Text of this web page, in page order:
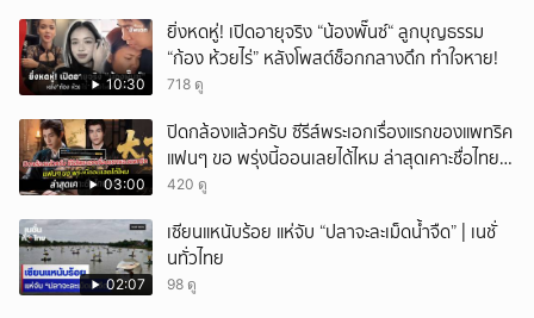
10:30
ยิ่งหดหู่! เปิดอายุจริง “น้องพั๊นซ์“ ลูกบุญธรรม
“ก้อง ห้วยไร่” หลังโพสต์ช็อกกลางดึก ทำใจหาย!
718 ดู
03:00
ปิดกล้องแล้วครับ ซีรีส์พระเอกเรื่องแรกของแพทริค
แฟนๆ ขอ พรุ่งนี้ออนเลยได้ไหม ล่าสุดเคาะชื่อไทย
แล้ว
420 ดู
02:07
เซียนแหนับร้อย แห่จับ “ปลาจะละเม็ดน้ำจืด” | เนชั่
นทั่วไทย
98 ดู